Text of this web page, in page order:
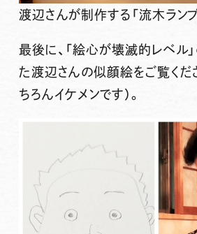
渡辺さんが制作する「流木ランプ
最後に、「絵心が壊滅的レベル
た渡辺さんの似顔絵をご覧くだ
ちろんイケメンです）。